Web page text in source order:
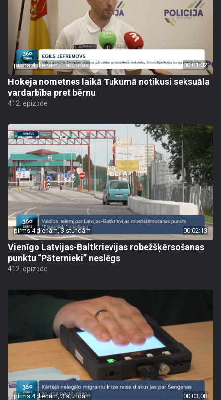
pirms 4 dienām, 1 stundas 00:01:02
Hokeja nometnes laikā Tukumā notikusi seksuāla
vardarbība pret bērnu
412. epizode
pirms 4 dienām, 3 stundām 00:02:13
Vienīgo Latvijas-Baltkrievijas robežšķērsošanas
punktu “Pāternieki” neslēgs
412. epizode
pirms 4 dienām, 3 stundām 00:03:08